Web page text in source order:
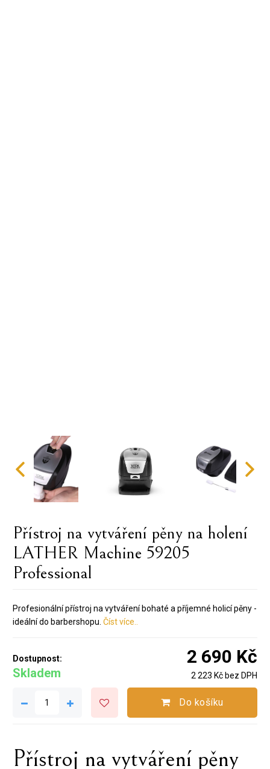
Přístroj na vytváření pěny na holení
LATHER Machine 59205
Professional
Profesionální přístroj na vytváření bohaté a příjemné holicí pěny -
ideální do barbershopu. Číst více..
Dostupnost:
Skladem
2 690 Kč
2 223 Kč bez DPH
Do košíku
Přístroj na vytváření pěny